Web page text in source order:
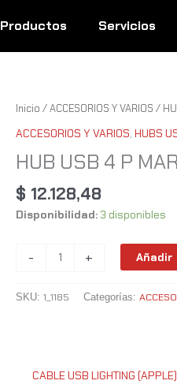
Productos Servicios
Inicio /ACCESORIOS Y VARIOS /
ACCESORIOS Y VARIOS, HUBS
HUB USB 4 P
$ 12.128,48
Disponibilidad: 3 disponibles
-
HUB
P
3.0
UH008
+
SKU: 1_1185 Categorías: